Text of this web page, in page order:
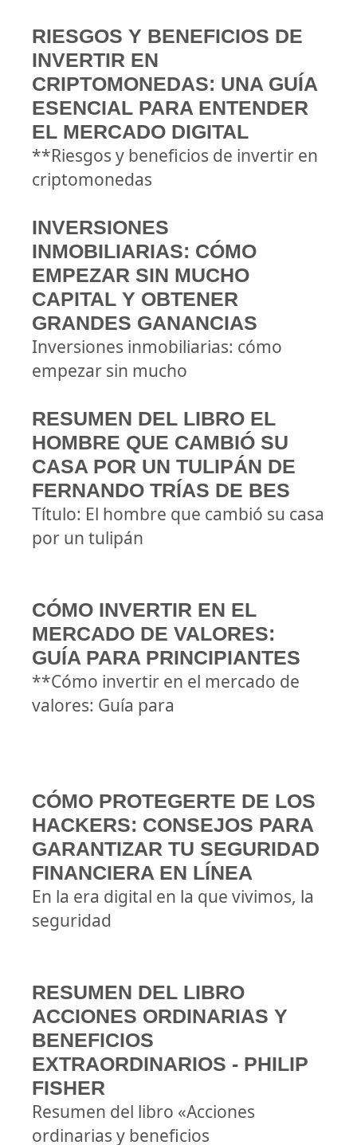
RIESGOS Y BENEFICIOS DE
INVERTIR EN
CRIPTOMONEDAS: UNA GUÍA
ESENCIAL PARA ENTENDER
EL MERCADO DIGITAL
**Riesgos y beneficios de invertir en
criptomonedas
INVERSIONES
INMOBILIARIAS: CÓMO
EMPEZAR SIN MUCHO
CAPITAL Y OBTENER
GRANDES GANANCIAS
Inversiones inmobiliarias: cómo
empezar sin mucho
RESUMEN DEL LIBRO EL
HOMBRE QUE CAMBIÓ SU
CASA POR UN TULIPÁN DE
FERNANDO TRÍAS DE BES
Título: El hombre que cambió su casa
por un tulipán
CÓMO INVERTIR EN EL
MERCADO DE VALORES:
GUÍA PARA PRINCIPIANTES
**Cómo invertir en el mercado de
valores: Guía para
CÓMO PROTEGERTE DE LOS
HACKERS: CONSEJOS PARA
GARANTIZAR TU SEGURIDAD
FINANCIERA EN LÍNEA
En la era digital en la que vivimos, la
seguridad
RESUMEN DEL LIBRO
ACCIONES ORDINARIAS Y
BENEFICIOS
EXTRAORDINARIOS - PHILIP
FISHER
Resumen del libro «Acciones
ordinarias y beneficios